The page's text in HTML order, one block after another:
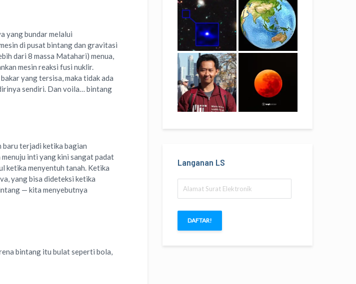
yang bundar melalui
di pusat bintang dan gravitasi
dari 8 massa Matahari) menua,
mesin reaksi fusi nuklir.
yang tersisa, maka tidak ada
sendiri. Dan voila… bintang
baru terjadi ketika bagian
inti yang kini sangat padat
ketika menyentuh tanah. Ketika
yang bisa dideteksi ketika
— kita menyebutnya
bintang itu bulat seperti bola,
Langanan LS
Surat
Elektronik
DAFTAR!